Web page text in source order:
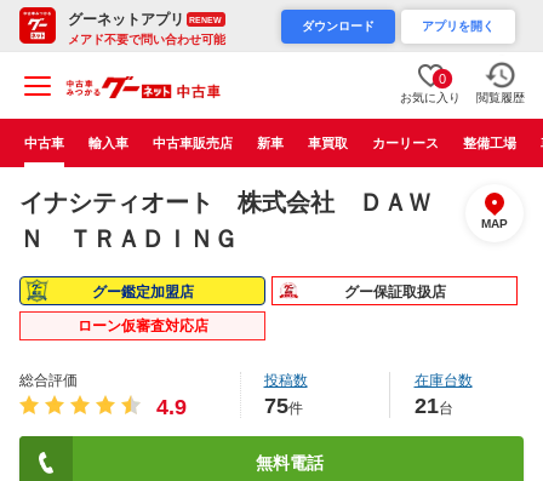
グーネットアプリ RENEW
メアド不要で問い合わせ可能
ダウンロード アプリを開く
0
お気に入り 閲覧履歴
中古車 輸入車 中古車販売店 新車 車買取 カーリース 整備工場
イナシティオート 株式会社 ＤＡＷ
Ｎ ＴＲＡＤＩＮＧ
MAP
グー鑑定加盟店
グー保証取扱店
ローン仮審査対応店
総合評価
4.9
投稿数
75件
在庫台数
21台
無料電話